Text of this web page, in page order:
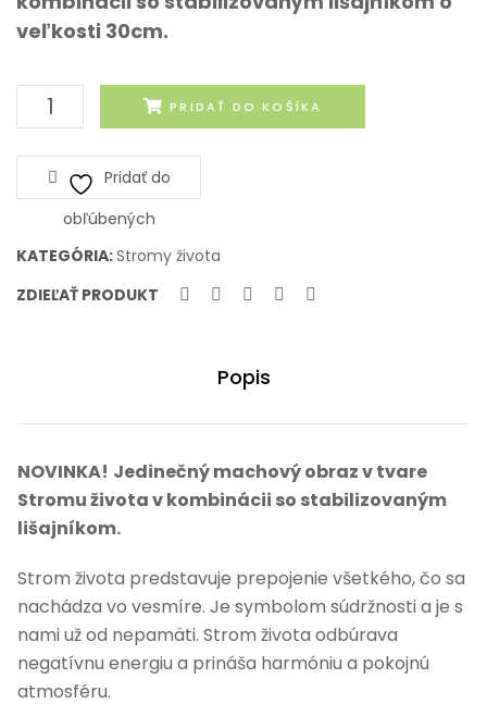
veľkosti 30cm.
množstvo
Machový
obraz
Strom
S
30cm
PRIDAŤ DO KOŠÍKA
Pridať do
obľúbených
KATEGÓRIA:Stromy života
ZDIEĽAŤ PRODUKT
Popis
NOVINKA! Jedinečný machový obraz v tvare
Stromu života v kombinácii so stabilizovaným
lišajníkom.
Strom života predstavuje prepojenie všetkého, čo sa
nachádza vo vesmíre. Je symbolom súdržnosti a je s
nami už od nepamäti. Strom života odbúrava
negatívnu energiu a prináša harmóniu a pokojnú
atmosféru.